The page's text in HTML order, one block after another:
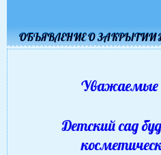
ОБЪЯВЛЕНИЕ О ЗАКРЫТИИ
Уважаемые
Детский сад